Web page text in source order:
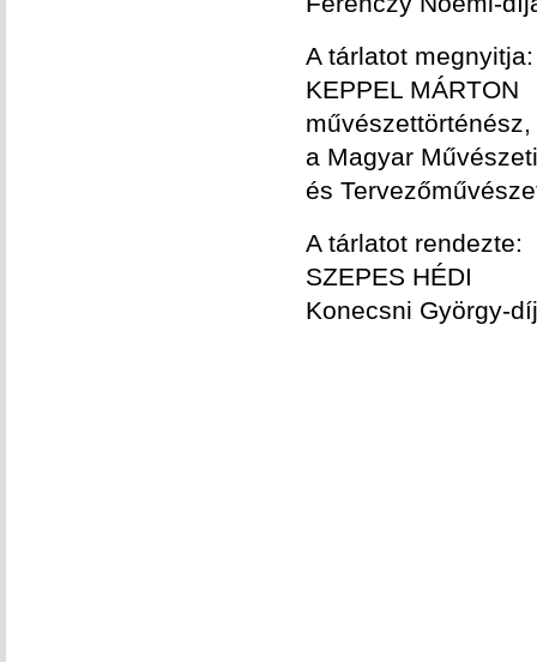
A tárlatot megnyitja:
KEPPEL MÁRTON
művészettörténész,
a Magyar
és
A tárlatot rendezte:
SZEPES HÉDI
Konecsni György-